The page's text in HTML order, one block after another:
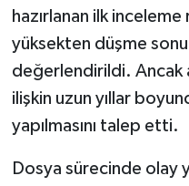
hazırlanan ilk
yüksekten düşme
değerlendirildi. Ancak
ilişkin uzun yıllar
yapılmasını talep etti.
Dosya sürecinde olay